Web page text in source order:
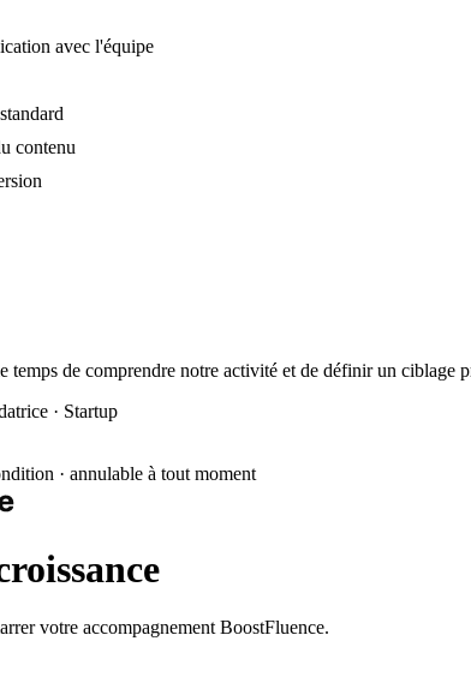
avec l'équipe
contenu
temps de comprendre notre activité et de définir un ciblage
· Startup
· annulable à tout moment
votre accompagnement BoostFluence.